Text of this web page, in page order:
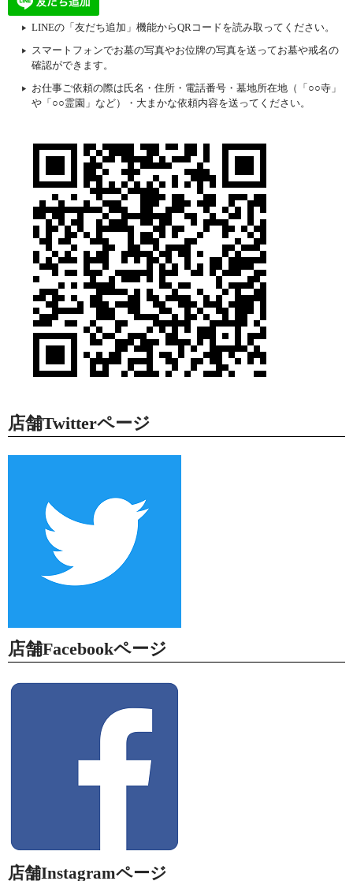
LINEの「友だち追加」機能からQRコードを読み取ってください。
スマートフォンでお墓の写真やお位牌の写真を送ってお墓や戒名の
確認ができます。
お仕事ご依頼の際は氏名・住所・電話番号・墓地所在地（「○○寺」
や「○○霊園」など）・大まかな依頼内容を送ってください。
店舗Twitterページ
店舗Facebookページ
店舗Instagramページ